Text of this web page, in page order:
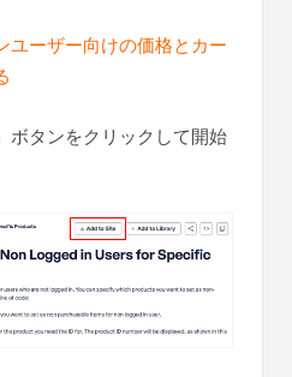
ユーザー向けの価格とカー
ボタンをクリックして開始